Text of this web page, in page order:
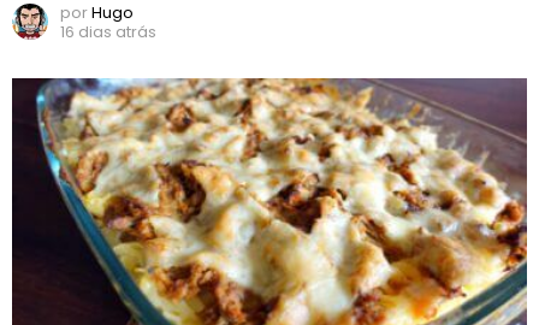
porHugo
16 dias atrás